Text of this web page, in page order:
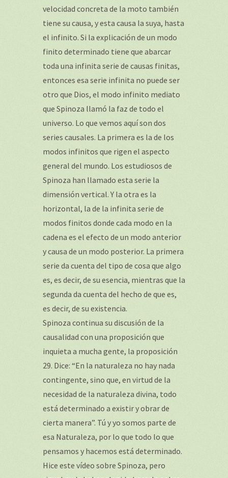
velocidad concreta de la moto también
tiene su causa, y esta causa la suya, hasta
el infinito. Si la explicación de un modo
finito determinado tiene que abarcar
toda una infinita serie de causas finitas,
entonces esa serie infinita no puede ser
otro que Dios, el modo infinito mediato
que Spinoza llamó la faz de todo el
universo. Lo que vemos aquí son dos
series causales. La primera es la de los
modos infinitos que rigen el aspecto
general del mundo. Los estudiosos de
Spinoza han llamado esta serie la
dimensión vertical. Y la otra es la
horizontal, la de la infinita serie de
modos finitos donde cada modo en la
cadena es el efecto de un modo anterior
y causa de un modo posterior. La primera
serie da cuenta del tipo de cosa que algo
es, es decir, de su esencia, mientras que la
segunda da cuenta del hecho de que es,
es decir, de su existencia.
Spinoza continua su discusión de la
causalidad con una proposición que
inquieta a mucha gente, la proposición
29. Dice: “En la naturaleza no hay nada
contingente, sino que, en virtud de la
necesidad de la naturaleza divina, todo
está determinado a existir y obrar de
cierta manera”. Tú y yo somos parte de
esa Naturaleza, por lo que todo lo que
pensamos y hacemos está determinado.
Hice este vídeo sobre Spinoza, pero